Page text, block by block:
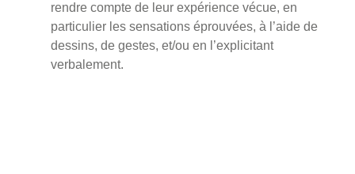
rendre compte de leur expérience vécue, en
particulier les sensations éprouvées, à l’aide de
dessins, de gestes, et/ou en l’explicitant
verbalement.